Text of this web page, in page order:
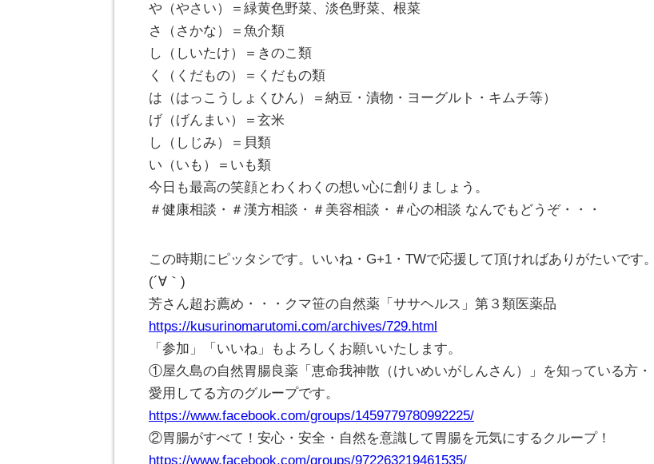
や（やさい）＝緑黄色野菜、淡色野菜、根菜
さ（さかな）＝魚介類
し（しいたけ）＝きのこ類
く（くだもの）＝くだもの類
は（はっこうしょくひん）＝納豆・漬物・ヨーグルト・キムチ等）
げ（げんまい）＝玄米
し（しじみ）＝貝類
い（いも）＝いも類
今日も最高の笑顔とわくわくの想い心に創りましょう。
＃健康相談・＃漢方相談・＃美容相談・＃心の相談 なんでもどうぞ・・・
この時期にピッタシです。いいね・G+1・TWで応援して頂ければありがたいです。
(´∀｀ )
芳さん超お薦め・・・クマ笹の自然薬「ササヘルス」第３類医薬品
https://kusurinomarutomi.com/archives/729.html
「参加」「いいね」もよろしくお願いいたします。
①屋久島の自然胃腸良薬「恵命我神散（けいめいがしんさん）」を知っている方・
愛用してる方のグループです。
https://www.facebook.com/groups/1459779780992225/
②胃腸がすべて！安心・安全・自然を意識して胃腸を元気にするクループ！
https://www.facebook.com/groups/972263219461535/